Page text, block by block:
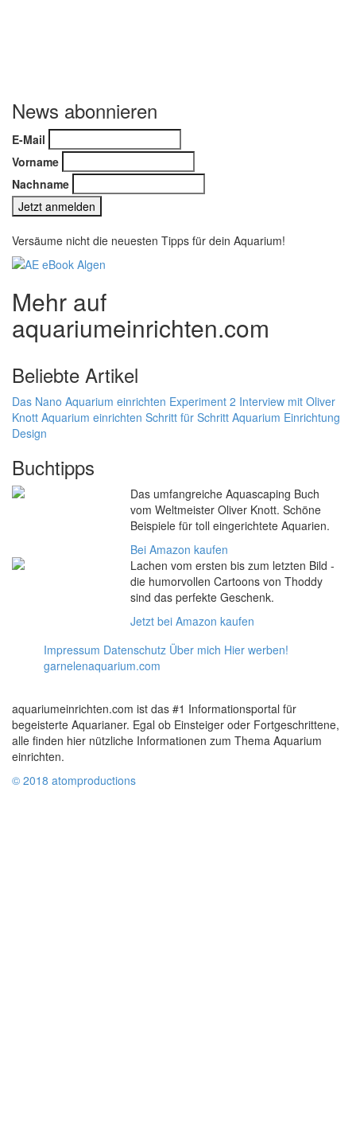
News abonnieren
E-Mail
Vorname
Nachname
Versäume nicht die neuesten Tipps für dein Aquarium!
Mehr auf
aquariumeinrichten.com
Beliebte Artikel
Das Nano Aquarium einrichten Experiment 2 Interview mit Oliver
Knott Aquarium einrichten Schritt für Schritt Aquarium Einrichtung
Design
Buchtipps
Das umfangreiche Aquascaping Buch
vom Weltmeister Oliver Knott. Schöne
Beispiele für toll eingerichtete Aquarien.
Bei Amazon kaufen
Lachen vom ersten bis zum letzten Bild -
die humorvollen Cartoons von Thoddy
sind das perfekte Geschenk.
Jetzt bei Amazon kaufen
Impressum Datenschutz Über mich Hier werben!
garnelenaquarium.com
aquariumeinrichten.com ist das #1 Informationsportal für
begeisterte Aquarianer. Egal ob Einsteiger oder Fortgeschrittene,
alle finden hier nützliche Informationen zum Thema Aquarium
einrichten.
© 2018 atomproductions